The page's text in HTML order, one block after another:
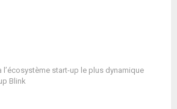
l’écosystème start-up le plus dynamique
Blink